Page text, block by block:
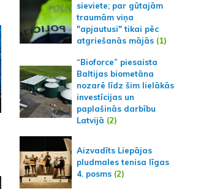
sieviete; par gūtajām
traumām viņa
"apjautusi" tikai pēc
atgriešanās mājās (1)
“Bioforce” piesaista
Baltijas biometāna
nozarē līdz šim lielākās
investīcijas un
paplašinās darbību
Latvijā (2)
Aizvadīts Liepājas
pludmales tenisa līgas
4. posms (2)